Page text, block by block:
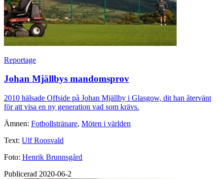
Reportage
Johan Mjällbys mandomsprov
2010 hälsade Offside på Johan Mjällby i Glasgow, dit han återvänt
för att visa en ny generation vad som krävs.
Ämnen: Fotbollstränare, Möten i världen
Text: Ulf Roosvald
Foto: Henrik Brunnsgård
Publicerad 2020-06-2